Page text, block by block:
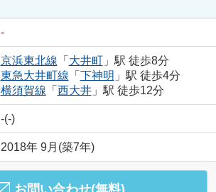
-
京浜東北線 「 大井町」駅 徒歩8分
東急大井町線 「 下神明 」駅 徒歩4分
横須賀線 「 西大井」駅 徒歩12分
-(-)
2018年 9月(築7年)
お問い合わせ(無料)